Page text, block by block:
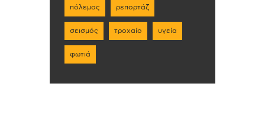
πόλεμος ρεπορτάζ
σεισμός τροχαίο υγεία
φωτιά